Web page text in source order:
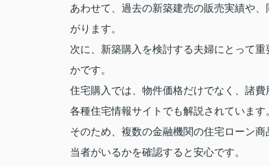
あわせて、過去の新築建売の販売実績や
がります。
次に、新築購入を検討する夫婦にとって
かです。
住宅購入では、物件価格だけでなく、諸
各種住宅情報サイトでも解説されています
そのため、複数の金融機関の住宅ローン
当者がいるかを確認すると安心です。